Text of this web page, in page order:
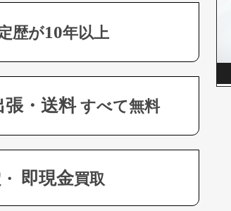
歴が10年以上
張・送料 すべて無料
即現金買取